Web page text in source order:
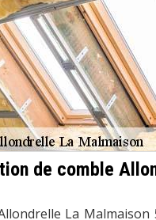
de comble
La Malmaison